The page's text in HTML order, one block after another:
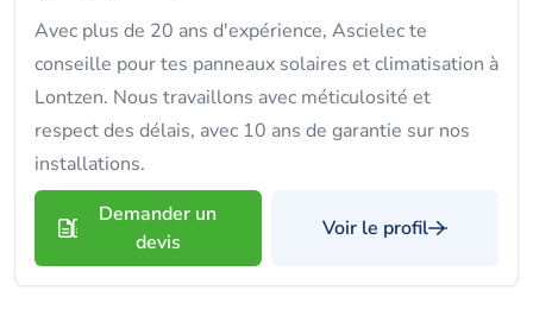
Avec plus de 20 ans d'expérience, Ascielec te
conseille pour tes panneaux solaires et climatisation à
Lontzen. Nous travaillons avec méticulosité et
respect des délais, avec 10 ans de garantie sur nos
installations.
Demander un
devis
Voir le profil